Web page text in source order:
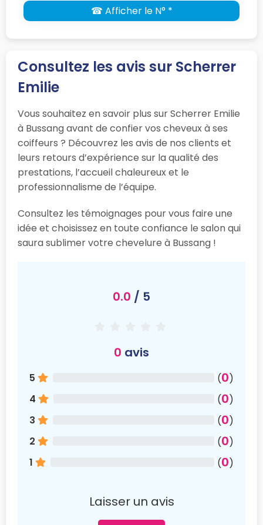
☎ Afficher le N° *
Consultez les avis sur Scherrer
Emilie
Vous souhaitez en savoir plus sur Scherrer Emilie
à Bussang avant de confier vos cheveux à ses
coiffeurs ? Découvrez les avis de nos clients et
leurs retours d’expérience sur la qualité des
prestations, l’accueil chaleureux et le
professionnalisme de l’équipe.
Consultez les témoignages pour vous faire une
idée et choisissez en toute confiance le salon qui
saura sublimer votre chevelure à Bussang !
0.0 / 5
0 avis
5 (0)
4
(0)
3
(0)
2
(0)
1
(0)
Laisser un avis